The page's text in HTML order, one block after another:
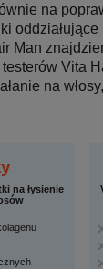
na
Man
Vita
na
na łysienie